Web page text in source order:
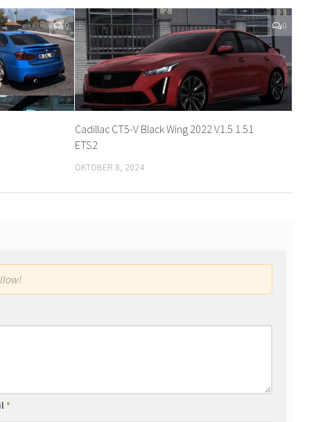
0 0
Cadillac CT5-V Black Wing 2022 V1.5 1.51
ETS2
OKTOBER 8, 2024
*